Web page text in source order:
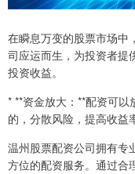
在瞬息万变的股票市场中
司应运而生，为投资者提
投资收益。
* **资金放大：**配资可
的，分散风险，提高收益
温州股票配资公司拥有专
方位的配资服务。通过合